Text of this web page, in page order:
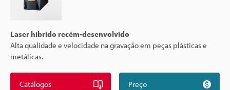
Laser híbrido recém-desenvolvido
Alta qualidade e velocidade na gravação em peças plásticas e
metálicas.
Catálogos Preço